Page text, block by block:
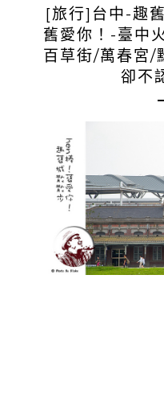
[旅行]台中-趣
舊愛你！-臺中
百草街/萬春宮/
卻不